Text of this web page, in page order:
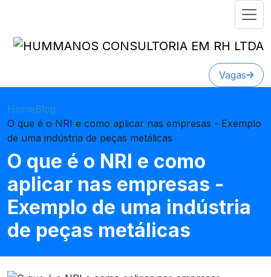
Vagas
HomeBlog
O que é o NRI e como aplicar nas empresas - Exemplo
de uma indústria de peças metálicas
O que é o NRI e como
aplicar nas empresas -
Exemplo de uma indústria
de peças metálicas